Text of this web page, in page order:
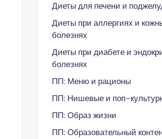
Диеты для печени и
Диеты при аллергиях и
болезнях
Диеты при диабете и
болезнях
ПП: Меню и рационы
ПП: Нишевые и поп-
ПП: Образ жизни
ПП: Образовательный